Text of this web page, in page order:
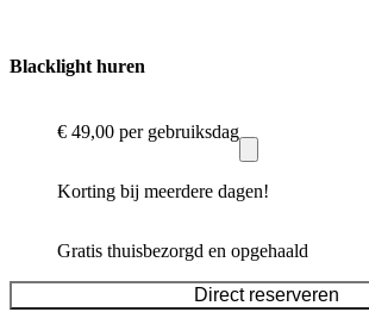
Blacklight huren
€ 49,00 per gebruiksdag
Korting bij meerdere dagen!
Gratis thuisbezorgd en opgehaald
Direct reserveren